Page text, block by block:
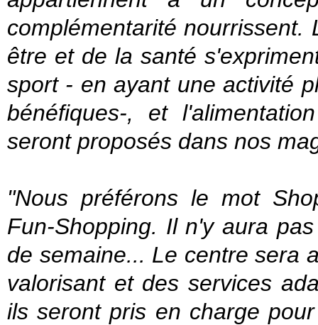
complémentarité
être et de la santé
sport - en ayant une activité
bénéfiques-, et
seront proposés dans nos
"Nous préférons le mot
Fun-Shopping. Il n'y aura
de semaine... Le centre sera
valorisant et des services
ils seront pris en charge